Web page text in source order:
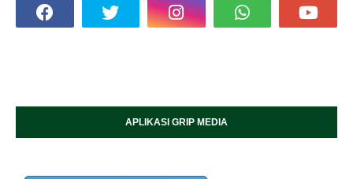
APLIKASI GRIP MEDIA